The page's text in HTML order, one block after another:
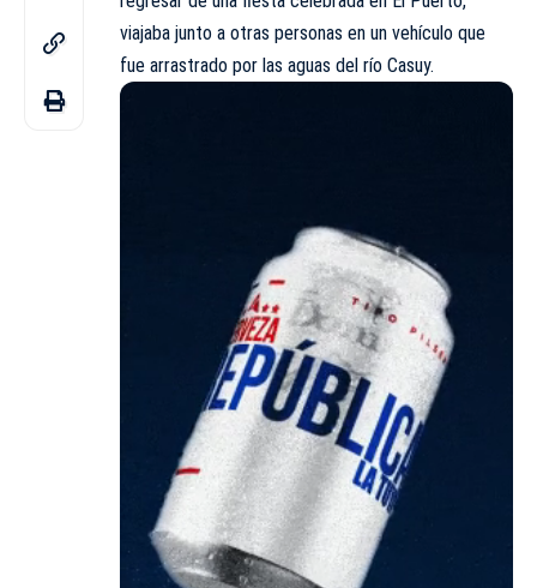
viajaba junto a otras personas en un vehículo que
fue arrastrado por las aguas del río Casuy.